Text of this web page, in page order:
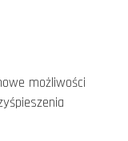
możliwości